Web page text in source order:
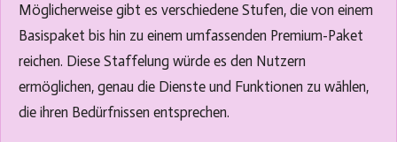
Möglicherweise gibt es verschiedene Stufen, die von einem
Basispaket bis hin zu einem umfassenden Premium-Paket
reichen. Diese Staffelung würde es den Nutzern
ermöglichen, genau die Dienste und Funktionen zu wählen,
die ihren Bedürfnissen entsprechen.